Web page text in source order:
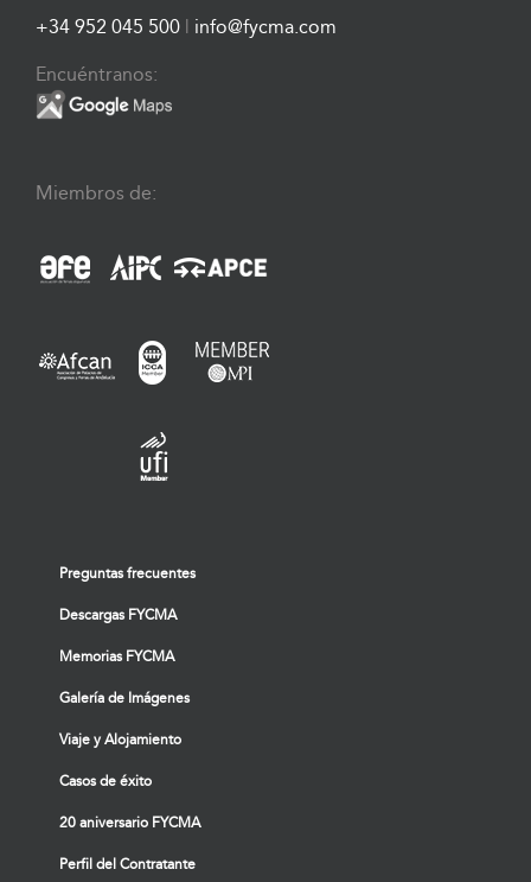
+34 952 045 500 info@fycma.com
Encuéntranos:
Miembros de:
Preguntas frecuentes
Descargas FYCMA
Memorias FYCMA
Galería de Imágenes
Viaje y Alojamiento
Casos de éxito
20 aniversario FYCMA
Perfil del Contratante